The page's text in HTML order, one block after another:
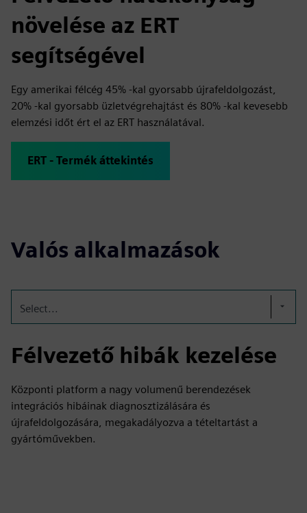
növelése az ERT
segítségével
Egy amerikai félcég 45% -kal gyorsabb újrafeldolgozást,
20% -kal gyorsabb üzletvégrehajtást és 80% -kal kevesebb
elemzési időt ért el az ERT használatával.
ERT - Termék áttekintés
Valós alkalmazások
Select...
Félvezető hibák kezelése
Központi platform a nagy volumenű berendezések
integrációs hibáinak diagnosztizálására és
újrafeldolgozására, megakadályozva a tételtartást a
gyártóművekben.